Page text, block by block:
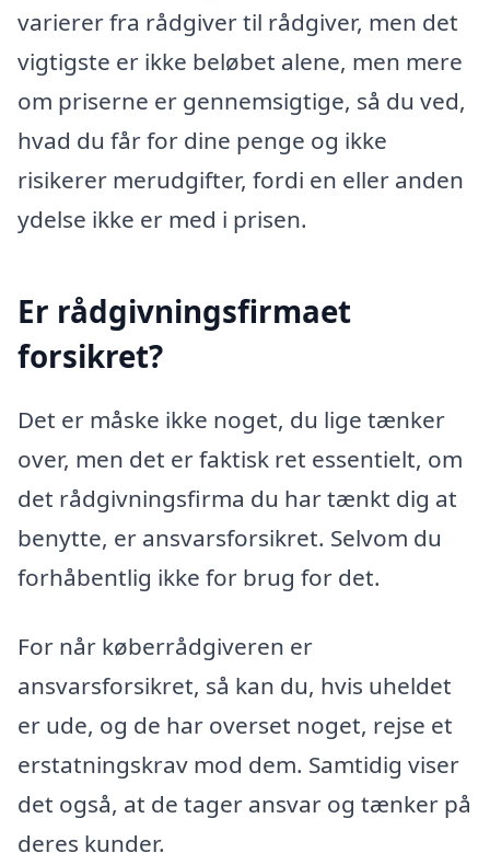
varierer fra rådgiver til rådgiver, men det
vigtigste er ikke beløbet alene, men mere
om priserne er gennemsigtige, så du ved,
hvad du får for dine penge og ikke
risikerer merudgifter, fordi en eller anden
ydelse ikke er med i prisen.
Er rådgivningsfirmaet
forsikret?
Det er måske ikke noget, du lige tænker
over, men det er faktisk ret essentielt, om
det rådgivningsfirma du har tænkt dig at
benytte, er ansvarsforsikret. Selvom du
forhåbentlig ikke for brug for det.
For når køberrådgiveren er
ansvarsforsikret, så kan du, hvis uheldet
er ude, og de har overset noget, rejse et
erstatningskrav mod dem. Samtidig viser
det også, at de tager ansvar og tænker på
deres kunder.